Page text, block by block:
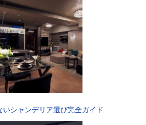
シャンデリア選び完全ガイド